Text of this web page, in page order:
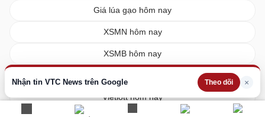
Nhận tin VTC News trên Google Theo dõi ×
Giá lúa gạo hôm nay
XSMN hôm nay
XSMB hôm nay
Vietlott hôm nay